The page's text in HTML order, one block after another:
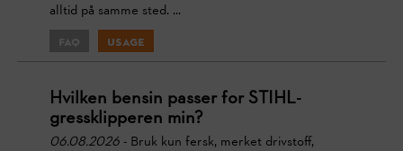
alltid på samme sted. ...
FAQ Usage
Hvilken bensin passer for STIHL-
gressklipperen min?
06.08.2026 - Bruk kun fersk, merket drivstoff,